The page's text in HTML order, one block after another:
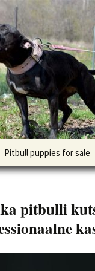
BULLS
булли
Pitbull puppies for sale
pitbulli